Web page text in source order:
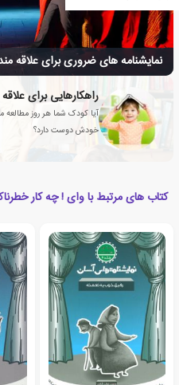
نمایشنامه های ضروری برای علاقه
راهکارهایی برای
آیا کودک شما هر روز مطالعه
خودش دوست دارد؟
کتاب های مرتبط با وای ! چه کار